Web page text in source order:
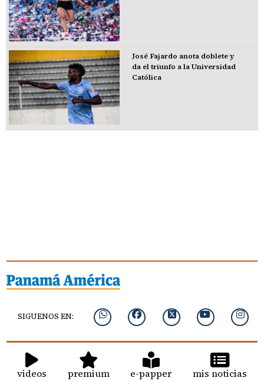
José Fajardo anota doblete y
da el triunfo a la Universidad
Católica
SIGUENOS EN:
videos premium e-papper mis noticias